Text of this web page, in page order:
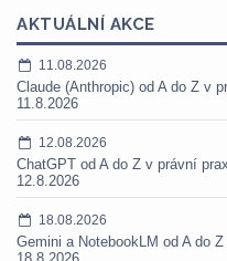
AKTUÁLNÍ AKCE
11.08.2026
Claude (Anthropic) od A do Z v
11.8.2026
12.08.2026
ChatGPT od A do Z v právní
12.8.2026
18.08.2026
Gemini a NotebookLM od A do